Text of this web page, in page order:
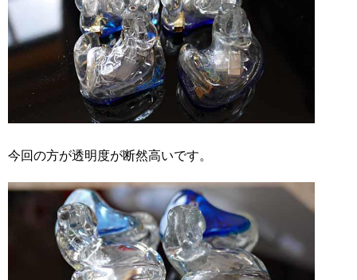
今回の方が透明度が断然高いです。